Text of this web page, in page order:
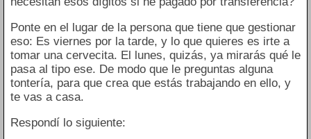
Ponte en el lugar de la persona que tiene que gestionar
eso: Es viernes por la tarde, y lo que quieres es irte a
tomar una cervecita. El lunes, quizás, ya mirarás qué le
pasa al tipo ese. De modo que le preguntas alguna
tontería, para que crea que estás trabajando en ello, y
te vas a casa.
Respondí lo siguiente: